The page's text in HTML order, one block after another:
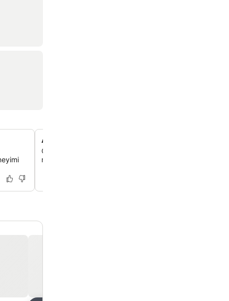
Ankara'nın merkezinde harika bir konum
Otelin merkezi konumu sayesinde toplu taşıma
restoranlara ve gezilecek yerlere kolayca ulaşabilirsin.